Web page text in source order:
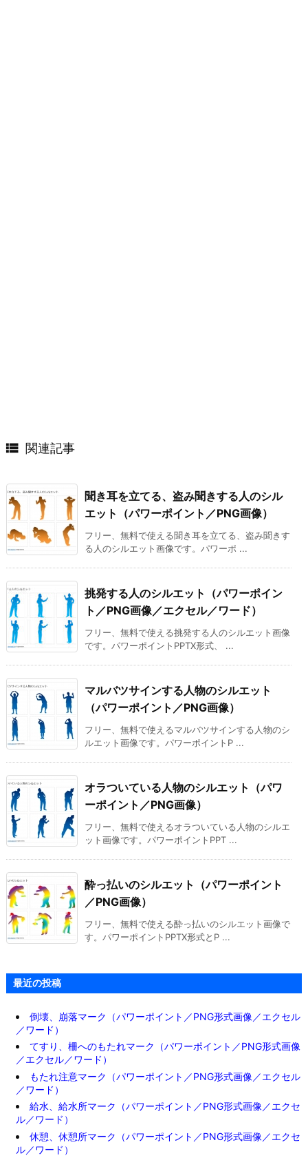
 関連記事
聞き耳を立てる、盗み聞きする人のシル
エット（パワーポイント／PNG画像）
フリー、無料で使える聞き耳を立てる、盗み聞きす
る人のシルエット画像です。パワーポ ...
挑発する人のシルエット（パワーポイン
ト／PNG画像／エクセル／ワード）
フリー、無料で使える挑発する人のシルエット画像
です。パワーポイントPPTX形式、 ...
マルバツサインする人物のシルエット
（パワーポイント／PNG画像）
フリー、無料で使えるマルバツサインする人物のシ
ルエット画像です。パワーポイントP ...
オラついている人物のシルエット（パワ
ーポイント／PNG画像）
フリー、無料で使えるオラついている人物のシルエ
ット画像です。パワーポイントPPT ...
酔っ払いのシルエット（パワーポイント
／PNG画像）
フリー、無料で使える酔っ払いのシルエット画像で
す。パワーポイントPPTX形式とP ...
最近の投稿
倒壊、崩落マーク（パワーポイント／PNG形式画像／エクセル
／ワード）
てすり、柵へのもたれマーク（パワーポイント／PNG形式画像
／エクセル／ワード）
もたれ注意マーク（パワーポイント／PNG形式画像／エクセル
／ワード）
給水、給水所マーク（パワーポイント／PNG形式画像／エクセ
ル／ワード）
休憩、休憩所マーク（パワーポイント／PNG形式画像／エクセ
ル／ワード）